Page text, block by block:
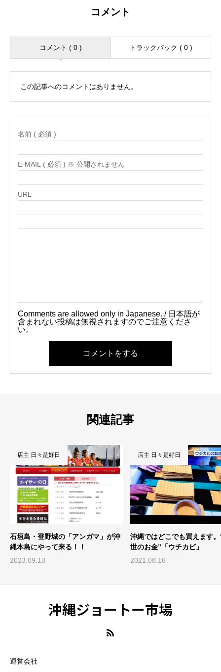
コメント
コメント ( 0 ) トラックバック ( 0 )
この記事へのコメントはありません。
名前 ( 必須 )
E-MAIL ( 必須 ) ※ 公開されません
URL
Comments are allowed only in Japanese. / 日本語が
含まれない投稿は無視されますのでご注意くださ
い。
コメントをする
関連記事
沖縄ではどこでも買えます。“あの
世のお金”「ウチカビ」
2021.08.16
店主 日々是好日
【沖縄の風景】南城市玉城
（なかんだかり）樋川＜国
文化財＞
2020.08.24
店主 日々是好日
沖縄ジョートー市場
運営会社